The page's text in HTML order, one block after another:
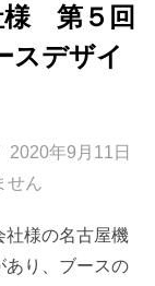
様 第５回
スデザイ
投
稿
2020年9月11日
せん
社様の名古屋機
あり、ブースの